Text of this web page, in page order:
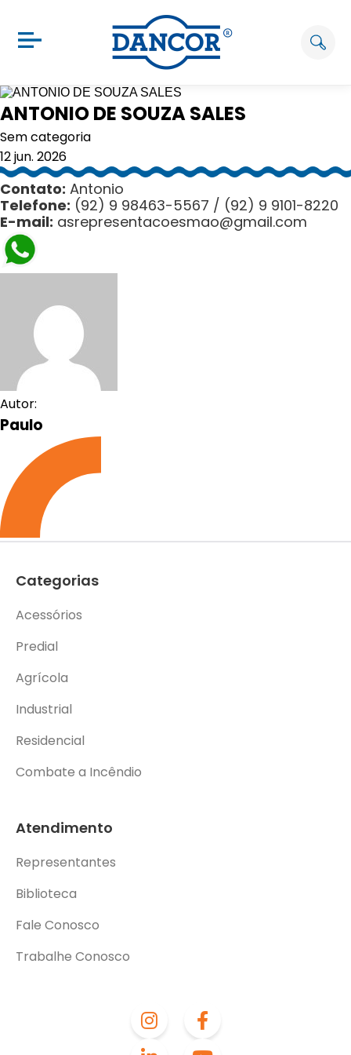
ANTONIO DE SOUZA SALES
Sem categoria
12 jun. 2026
Contato: Antonio
Telefone: (92) 9 98463-5567 / (92) 9 9101-8220
E-mail: asrepresentacoesmao@gmail.com
Autor:
Paulo
Categorias
Acessórios
Predial
Agrícola
Industrial
Residencial
Combate a Incêndio
Atendimento
Representantes
Biblioteca
Fale Conosco
Trabalhe Conosco